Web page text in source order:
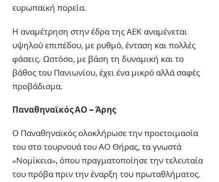
ευρωπαϊκή πορεία.
Η αναμέτρηση στην έδρα της ΑΕΚ αναμένεται
υψηλού επιπέδου, με ρυθμό, ένταση και πολλές
φάσεις. Ωστόσο, με βάση τη δυναμική και το
βάθος του Πανιωνίου, έχει ένα μικρό αλλά σαφές
προβάδισμα.
Παναθηναϊκός ΑΟ – Άρης
Ο Παναθηναϊκός ολοκλήρωσε την προετοιμασία
του στο τουρνουά του ΑΟ Θήρας, τα γνωστά
«Νομίκεια», όπου πραγματοποίησε την τελευταία
του πρόβα πριν την έναρξη του πρωταθλήματος.